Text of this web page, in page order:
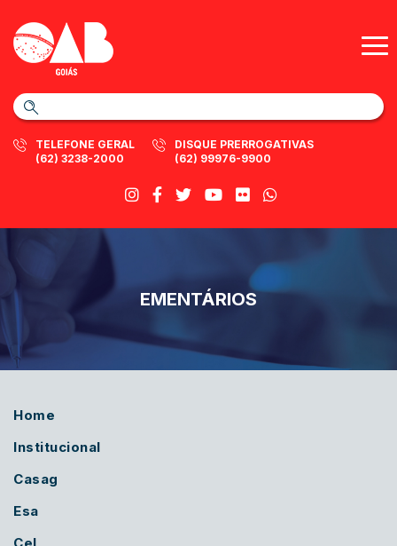
TELEFONE GERAL
(62) 3238-2000
DISQUE PRERROGATIVAS
(62) 99976-9900
EMENTÁRIOS
Home
Institucional
Casag
Esa